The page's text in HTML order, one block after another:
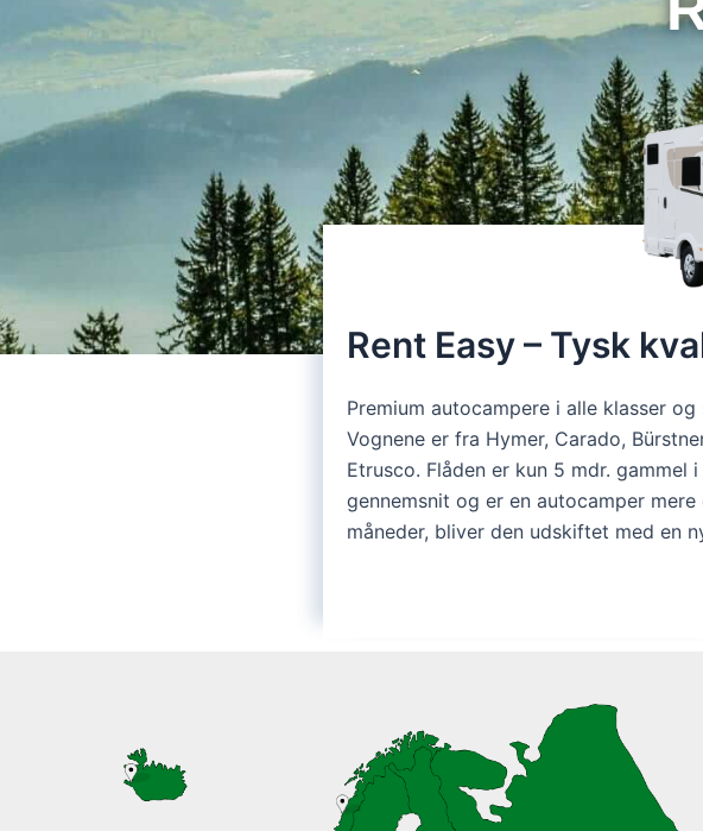
Rent Easy – Tysk
Premium autocampere i alle klasser og
Vognene er fra Hymer, Carado,
Etrusco. Flåden er kun 5 mdr. gammel i
gennemsnit og er en autocamper mere
måneder, bliver den udskiftet med en